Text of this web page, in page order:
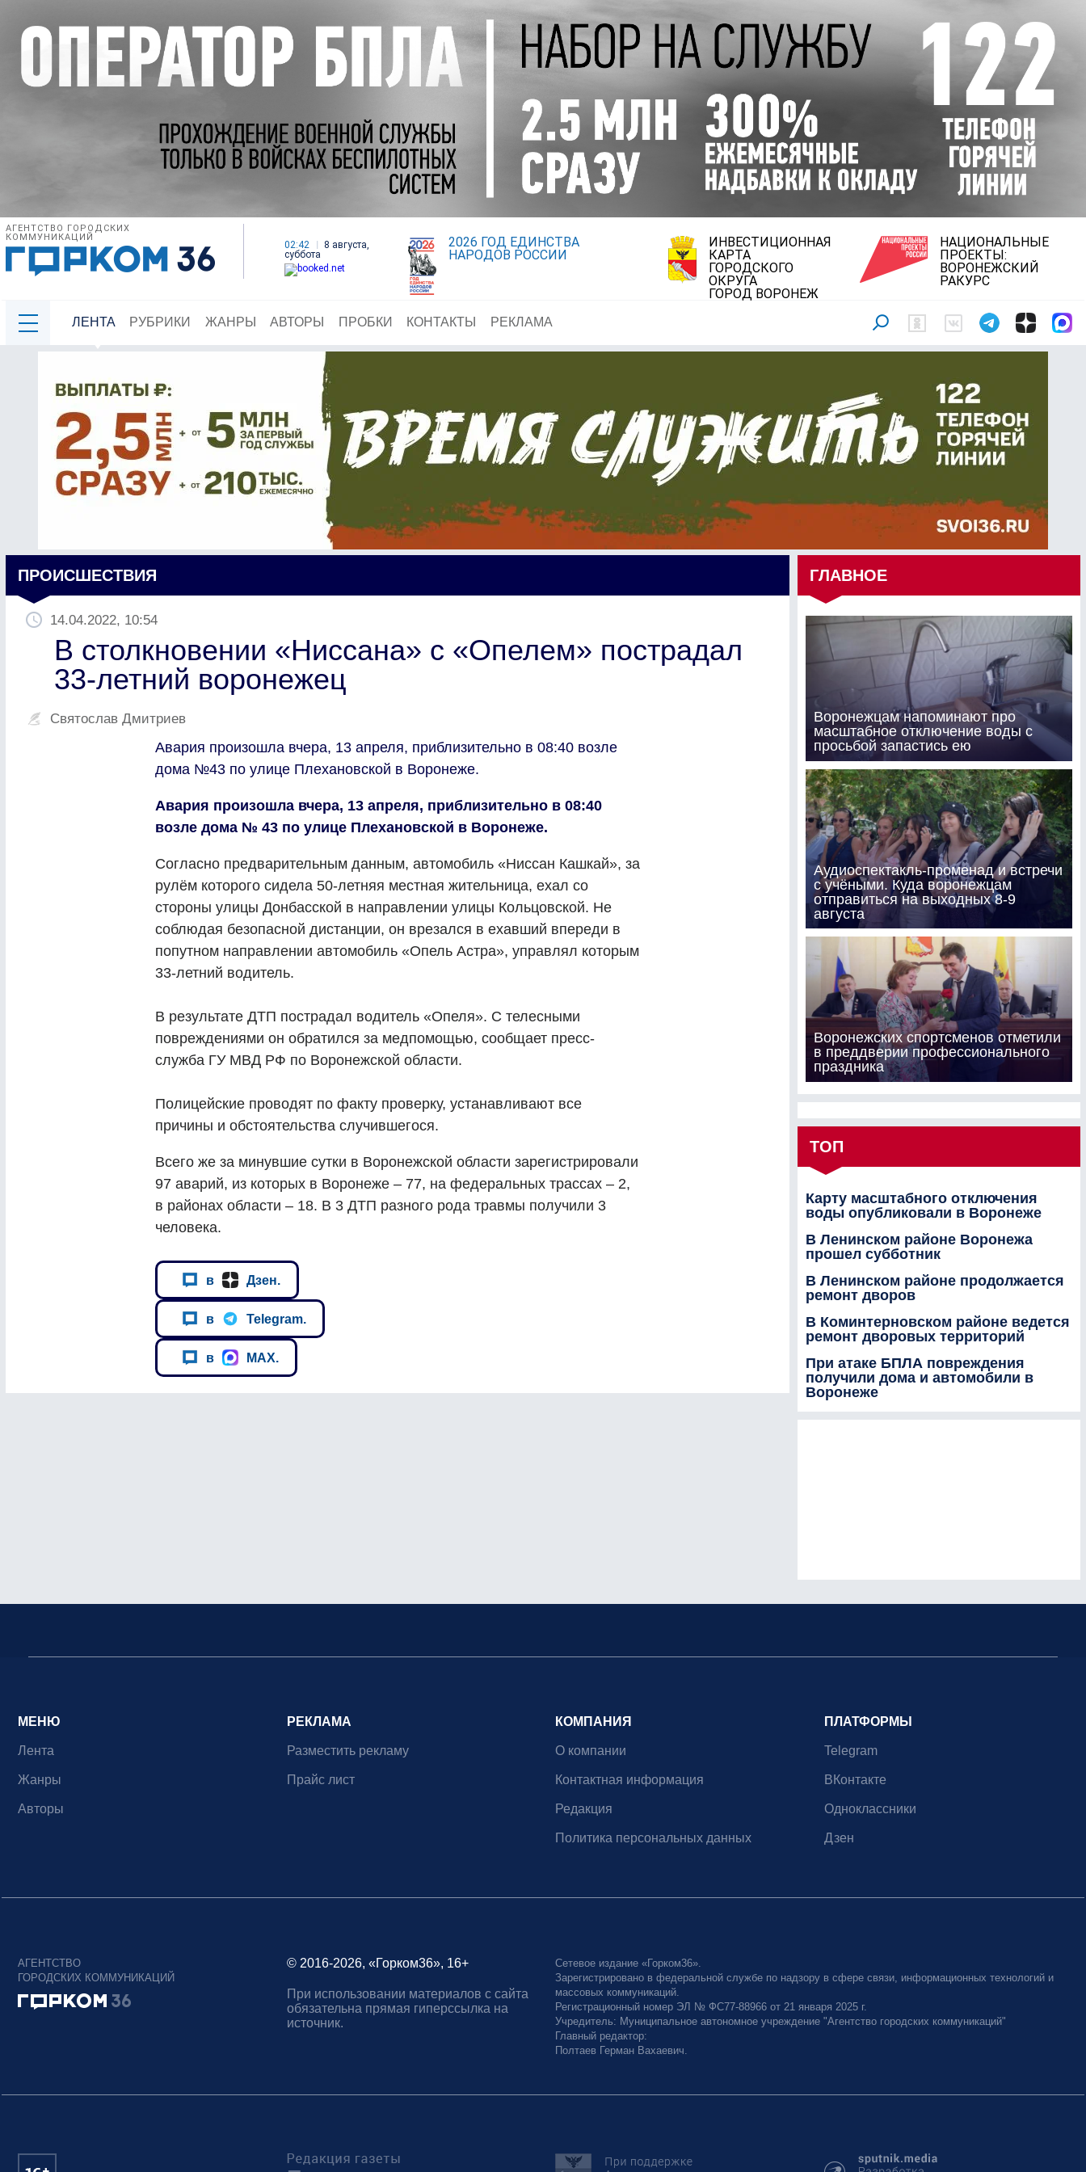
АГЕНТСТВО ГОРОДСКИХ
КОММУНИКАЦИЙ
02:42
8 августа,
суббота
2026 ГОД ЕДИНСТВА
НАРОДОВ РОССИИ
ИНВЕСТИЦИОННАЯ
КАРТА
ГОРОДСКОГО
ОКРУГА
ГОРОД ВОРОНЕЖ
НАЦИОНАЛЬНЫЕ
ПРОЕКТЫ:
ВОРОНЕЖСКИЙ
РАКУРС
ЛЕНТА РУБРИКИ ЖАНРЫ АВТОРЫ ПРОБКИ КОНТАКТЫ РЕКЛАМА
ПРОИСШЕСТВИЯ
14.04.2022, 10:54
В столкновении «Ниссана» с «Опелем» пострадал
33-летний воронежец
Святослав Дмитриев
Авария произошла вчера, 13 апреля, приблизительно в 08:40 возле
дома №43 по улице Плехановской в Воронеже.
Авария произошла вчера, 13 апреля, приблизительно в 08:40
возле дома № 43 по улице Плехановской в Воронеже.
Согласно предварительным данным, автомобиль «Ниссан Кашкай», за
рулём которого сидела 50-летняя местная жительница, ехал со
стороны улицы Донбасской в направлении улицы Кольцовской. Не
соблюдая безопасной дистанции, он врезался в ехавший впереди в
попутном направлении автомобиль «Опель Астра», управлял которым
33-летний водитель.
В результате ДТП пострадал водитель «Опеля». С телесными
повреждениями он обратился за медпомощью, сообщает пресс-
служба ГУ МВД РФ по Воронежской области.
Полицейские проводят по факту проверку, устанавливают все
причины и обстоятельства случившегося.
Всего же за минувшие сутки в Воронежской области зарегистрировали
97 аварий, из которых в Воронеже – 77, на федеральных трассах – 2,
в районах области – 18. В 3 ДТП разного рода травмы получили 3
человека.
в Дзен.
в Telegram.
в MAX.
ГЛАВНОЕ
Воронежцам напоминают про
масштабное отключение воды с
просьбой запастись ею
Аудиоспектакль-променад и встречи
с учёными. Куда воронежцам
отправиться на выходных 8-9
августа
Воронежских спортсменов отметили
в преддверии профессионального
праздника
ТОП
Карту масштабного отключения
воды опубликовали в Воронеже
В Ленинском районе Воронежа
прошел субботник
В Ленинском районе продолжается
ремонт дворов
В Коминтерновском районе ведется
ремонт дворовых территорий
При атаке БПЛА повреждения
получили дома и автомобили в
Воронеже
МЕНЮ
Лента
Жанры
Авторы
РЕКЛАМА
Разместить рекламу
Прайс лист
КОМПАНИЯ
О компании
Контактная информация
Редакция
Политика персональных данных
ПЛАТФОРМЫ
Telegram
ВКонтакте
Одноклассники
Дзен
АГЕНТСТВО
ГОРОДСКИХ КОММУНИКАЦИЙ
© 2016-2026, «Горком36», 16+
При использовании материалов с сайта
обязательна прямая гиперссылка на
источник.
Сетевое издание «Горком36».
Зарегистрировано в федеральной службе по надзору в сфере связи, информационных технологий и
массовых коммуникаций.
Регистрационный номер ЭЛ № ФС77-88966 от 21 января 2025 г.
Учредитель: Муниципальное автономное учреждение "Агентство городских коммуникаций"
Главный редактор:
Полтаев Герман Вахаевич.